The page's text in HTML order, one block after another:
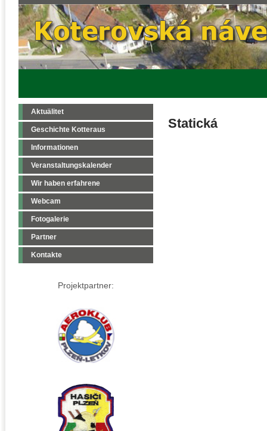
Aktuälitet
Geschichte Kotteraus
Informationen
Veranstaltungskalender
Wir haben erfahrene
Webcam
Fotogalerie
Partner
Kontakte
Projektpartner:
Statická